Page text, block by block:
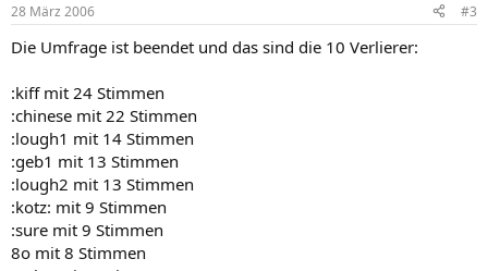
28 März 2006 #3
Die Umfrage ist beendet und das sind die 10 Verlierer:
:kiff mit 24 Stimmen
:chinese mit 22 Stimmen
:lough1 mit 14 Stimmen
:geb1 mit 13 Stimmen
:lough2 mit 13 Stimmen
:kotz: mit 9 Stimmen
:sure mit 9 Stimmen
8o mit 8 Stimmen